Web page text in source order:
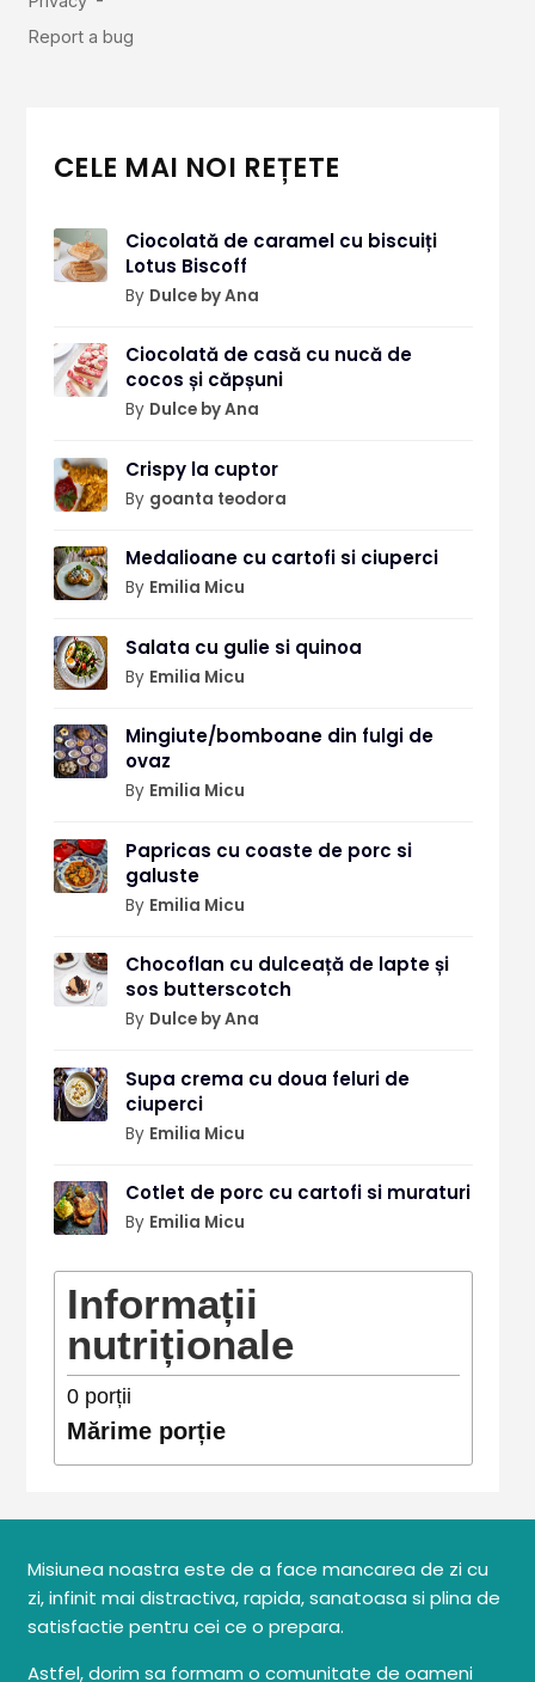
CELE MAI NOI REȚETE
Ciocolată de caramel cu biscuiți
Lotus Biscoff
By Dulce by Ana
Ciocolată de casă cu nucă de
cocos și căpșuni
By Dulce by Ana
Crispy la cuptor
By goanta teodora
Medalioane cu cartofi si ciuperci
By Emilia Micu
Salata cu gulie si quinoa
By Emilia Micu
Mingiute/bomboane din fulgi de
ovaz
By Emilia Micu
Papricas cu coaste de porc si
galuste
By Emilia Micu
Chocoflan cu dulceață de lapte și
sos butterscotch
By Dulce by Ana
Supa crema cu doua feluri de
ciuperci
By Emilia Micu
Cotlet de porc cu cartofi si muraturi
By Emilia Micu
Informații
nutriționale
0porții
Mărime porție
Misiunea noastra este de a face mancarea de zi cu
zi, infinit mai distractiva, rapida, sanatoasa si plina de
satisfactie pentru cei ce o prepara.
Astfel, dorim sa formam o comunitate de oameni